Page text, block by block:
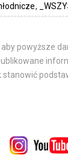
powyższe
stanowić